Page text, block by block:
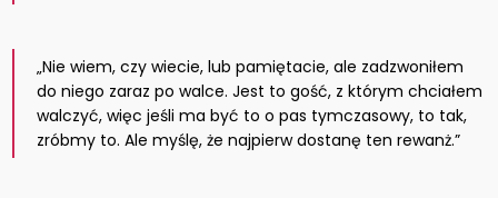
„Nie wiem, czy wiecie, lub pamiętacie, ale zadzwoniłem
do niego zaraz po walce. Jest to gość, z którym chciałem
walczyć, więc jeśli ma być to o pas tymczasowy, to tak,
zróbmy to. Ale myślę, że najpierw dostanę ten rewanż.”